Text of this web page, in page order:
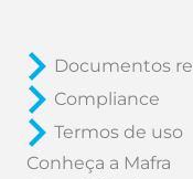
Documentos
Compliance
Termos de uso
Conheça a Mafra